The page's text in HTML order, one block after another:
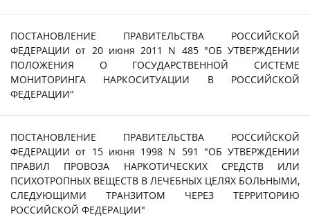
ПОСТАНОВЛЕНИЕ ПРАВИТЕЛЬСТВА РОССИЙСКОЙ
ФЕДЕРАЦИИ от 20 июня 2011 N 485 "ОБ УТВЕРЖДЕНИИ
ПОЛОЖЕНИЯ О ГОСУДАРСТВЕННОЙ СИСТЕМЕ
МОНИТОРИНГА НАРКОСИТУАЦИИ В РОССИЙСКОЙ
ФЕДЕРАЦИИ"
ПОСТАНОВЛЕНИЕ ПРАВИТЕЛЬСТВА РОССИЙСКОЙ
ФЕДЕРАЦИИ от 15 июня 1998 N 591 "ОБ УТВЕРЖДЕНИИ
ПРАВИЛ ПРОВОЗА НАРКОТИЧЕСКИХ СРЕДСТВ ИЛИ
ПСИХОТРОПНЫХ ВЕЩЕСТВ В ЛЕЧЕБНЫХ ЦЕЛЯХ БОЛЬНЫМИ,
СЛЕДУЮЩИМИ ТРАНЗИТОМ ЧЕРЕЗ ТЕРРИТОРИЮ
РОССИЙСКОЙ ФЕДЕРАЦИИ"